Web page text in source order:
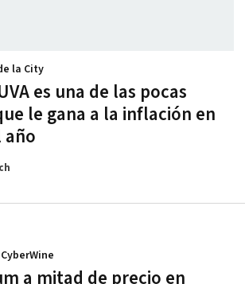
es una de las pocas
le gana a la inflación en
año
la City
a mitad de precio en